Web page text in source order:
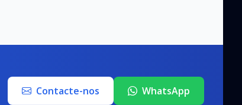
Contacte-nos WhatsApp